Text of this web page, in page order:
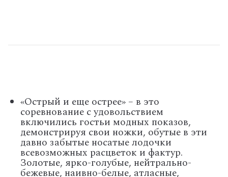
«Острый и еще острее» – в это
соревнование с удовольствием
включились гостьи модных показов,
демонстрируя свои ножки, обутые в эти
давно забытые носатые лодочки
всевозможных расцветок и фактур.
Золотые, ярко-голубые, нейтрально-
бежевые, наивно-белые, атласные,